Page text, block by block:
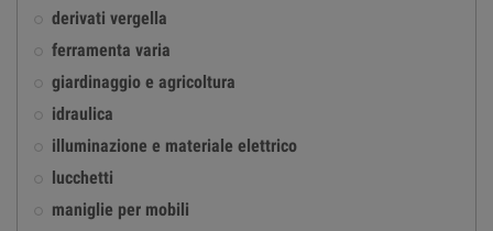
derivati vergella
ferramenta varia
giardinaggio e agricoltura
idraulica
illuminazione e materiale elettrico
lucchetti
maniglie per mobili